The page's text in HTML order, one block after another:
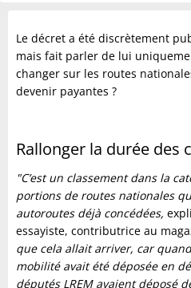
Le décret a été discrètement
mais fait parler de lui
changer sur les routes
devenir payantes ?
Rallonger la durée des
"C’est un classement dans la
portions de routes nationales
autoroutes déjà concédées,
essayiste, contributrice au
que cela allait arriver, car
mobilité avait été déposée en
députés LREM avaient déposé